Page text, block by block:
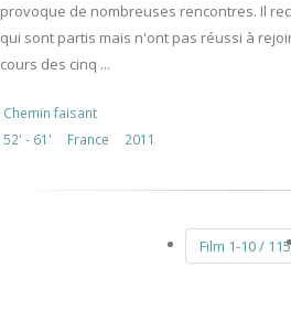
provoque de nombreuses rencontres. Il
qui sont partis mais n'ont pas réussi à
cours des cinq ...
Chemin faisant
52' - 61'
France 2011
Film 1-10 / 115